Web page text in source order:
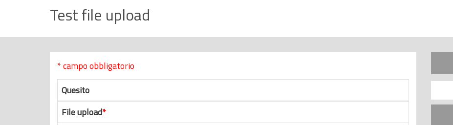
Test file upload
* campo obbligatorio
Quesito
File upload*